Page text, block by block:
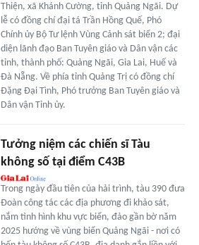
Thiện, xã Khánh Cường, tỉnh Quảng Ngãi. Dự
lễ có đồng chí đại tá Trần Hồng Quế, Phó
Chính ủy Bộ Tư lệnh Vùng Cảnh sát biển 2; đại
diện lãnh đạo Ban Tuyên giáo và Dân vận các
tỉnh, thành phố: Quảng Ngãi, Gia Lai, Huế và
Đà Nẵng. Về phía tỉnh Quảng Trị có đồng chí
Đặng Đại Tình, Phó trưởng Ban Tuyên giáo và
Dân vận Tỉnh ủy.
Tưởng niệm các chiến sĩ Tàu
không số tại điểm C43B
Trong ngày đầu tiên của hải trình, tàu 390 đưa
Đoàn công tác các địa phương đi khảo sát,
nắm tình hình khu vực biển, đảo gần bờ năm
2025 hướng về vùng biển Quảng Ngãi - nơi có